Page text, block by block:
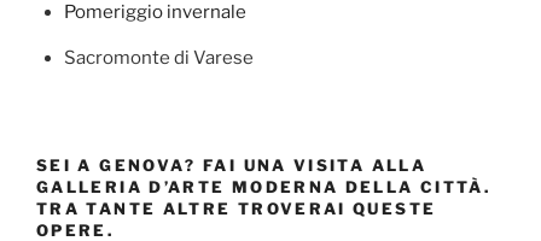
Pomeriggio invernale
Sacromonte di Varese
SEI A GENOVA? FAI UNA VISITA ALLA
GALLERIA D’ARTE MODERNA DELLA CITTÀ.
TRA TANTE ALTRE TROVERAI QUESTE
OPERE.